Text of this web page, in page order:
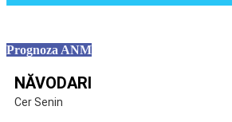
Prognoza ANM
NĂVODARI
Cer Senin